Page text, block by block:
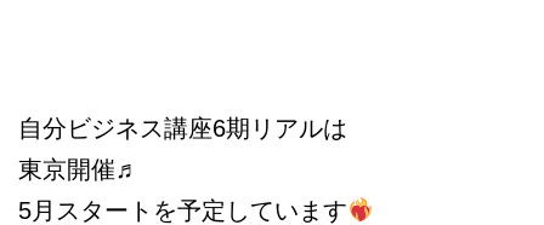
自分ビジネス講座6期リアルは
東京開催♬
5月スタートを予定しています